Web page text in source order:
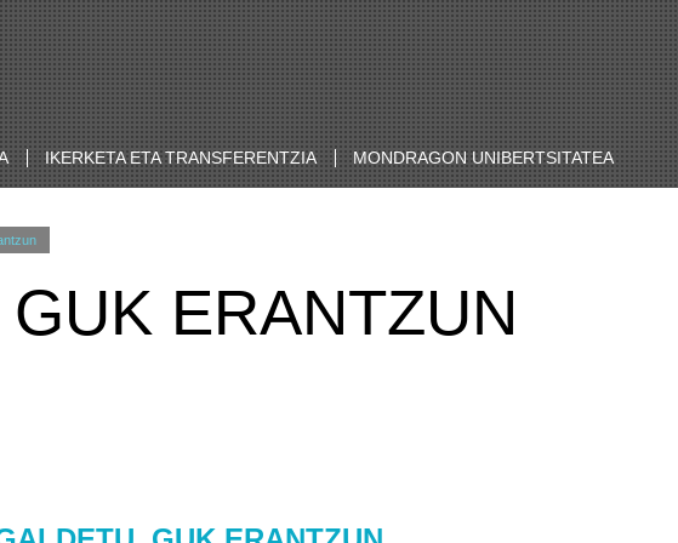
IKERKETA ETA TRANSFERENTZIA MONDRAGON UNIBERTSITATEA
ERANTZUN